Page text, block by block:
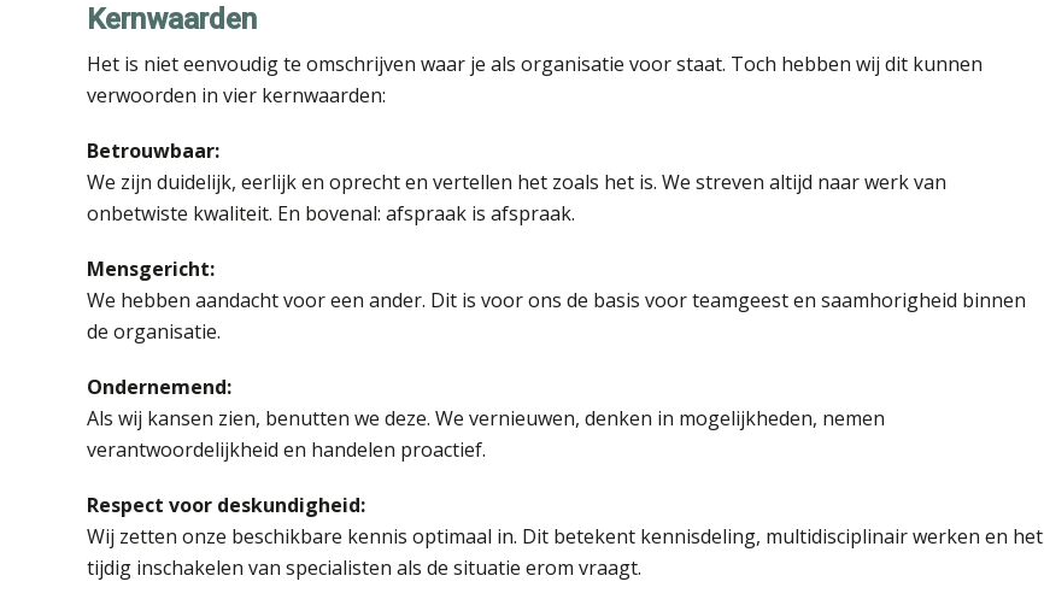
Kernwaarden
Het is niet eenvoudig te omschrijven waar je als organisatie voor staat. Toch hebben wij dit kunnen
verwoorden in vier kernwaarden:
Betrouwbaar:
We zijn duidelijk, eerlijk en oprecht en vertellen het zoals het is. We streven altijd naar werk van
onbetwiste kwaliteit. En bovenal: afspraak is afspraak.
Mensgericht:
We hebben aandacht voor een ander. Dit is voor ons de basis voor teamgeest en saamhorigheid binnen
de organisatie.
Ondernemend:
Als wij kansen zien, benutten we deze. We vernieuwen, denken in mogelijkheden, nemen
verantwoordelijkheid en handelen proactief.
Respect voor deskundigheid:
Wij zetten onze beschikbare kennis optimaal in. Dit betekent kennisdeling, multidisciplinair werken en het
tijdig inschakelen van specialisten als de situatie erom vraagt.